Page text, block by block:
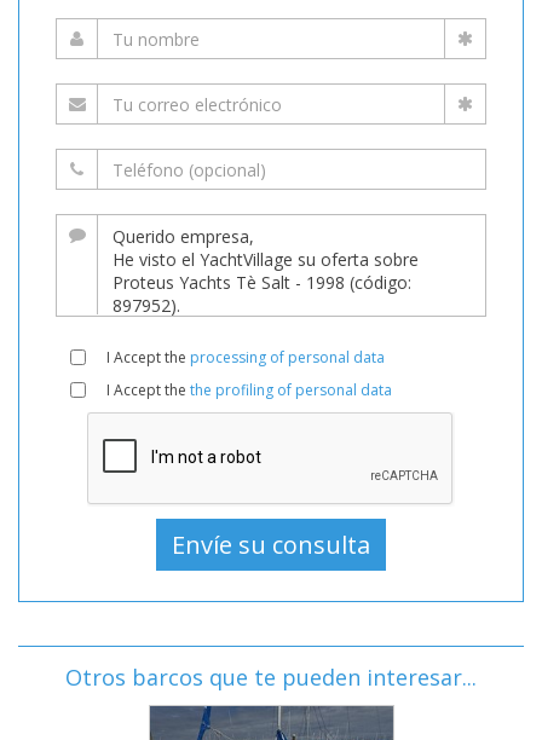
I Accept the processing of personal data
I Accept the the profiling of personal data
Otros barcos que te pueden interesar...